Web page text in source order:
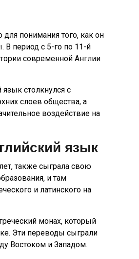
для понимания того, как он
В период с 5-го по 11-й
современной Англии
столкнулся с
слоев общества, а
воздействие на
язык
также сыграла свою
и там
и латинского на
монах, который
Эти переводы сыграли
Востоком и Западом.